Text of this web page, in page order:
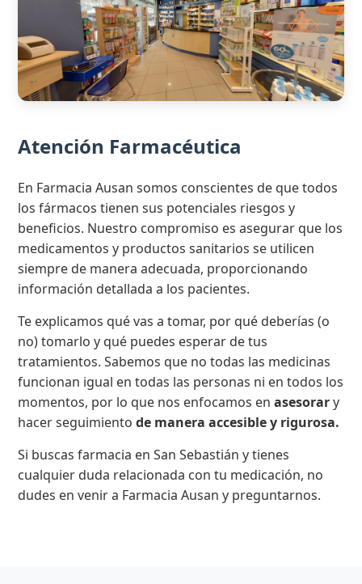
Atención Farmacéutica
En Farmacia Ausan somos conscientes de que todos
los fármacos tienen sus potenciales riesgos y
beneficios. Nuestro compromiso es asegurar que los
medicamentos y productos sanitarios se utilicen
siempre de manera adecuada, proporcionando
información detallada a los pacientes.
Te explicamos qué vas a tomar, por qué deberías (o
no) tomarlo y qué puedes esperar de tus
tratamientos. Sabemos que no todas las medicinas
funcionan igual en todas las personas ni en todos los
momentos, por lo que nos enfocamos enasesorary
hacer seguimientode manera accesible y rigurosa.
Si buscas farmacia en San Sebastián y tienes
cualquier duda relacionada con tu medicación, no
dudes en venir a Farmacia Ausan y preguntarnos.